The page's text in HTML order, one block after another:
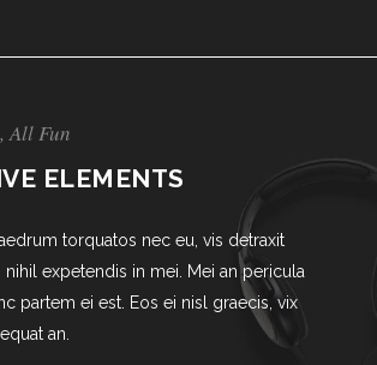
All Fun
ELEMENTS
torquatos nec eu, vis detraxit
nihil expetendis in mei. Mei an pericula
partem ei est. Eos ei nisl graecis, vix
an.